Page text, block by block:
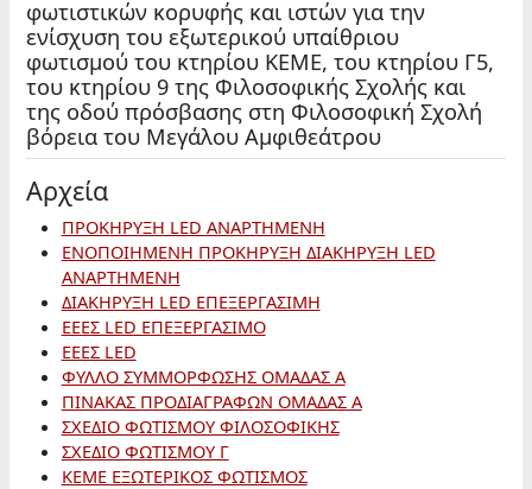
φωτιστικών κορυφής και ιστών για την
ενίσχυση του εξωτερικού υπαίθριου
φωτισμού του κτηρίου ΚΕΜΕ, του κτηρίου Γ5,
του κτηρίου 9 της Φιλοσοφικής Σχολής και
της οδού πρόσβασης στη Φιλοσοφική Σχολή
βόρεια του Μεγάλου Αμφιθεάτρου
Αρχεία
ΠΡΟΚΗΡΥΞΗ LED ΑΝΑΡΤΗΜΕΝΗ
ΕΝΟΠΟΙΗΜΕΝΗ ΠΡΟΚΗΡΥΞΗ ΔΙΑΚΗΡΥΞΗ LED
ΑΝΑΡΤΗΜΕΝΗ
ΔΙΑΚΗΡΥΞΗ LED ΕΠΕΞΕΡΓΑΣΙΜΗ
ΕΕΕΣ LED ΕΠΕΞΕΡΓΑΣΙΜΟ
ΕΕΕΣ LED
ΦΥΛΛΟ ΣΥΜΜΟΡΦΩΣΗΣ ΟΜΑΔΑΣ Α
ΠΙΝΑΚΑΣ ΠΡΟΔΙΑΓΡΑΦΩΝ ΟΜΑΔΑΣ Α
ΣΧΕΔΙΟ ΦΩΤΙΣΜΟΥ ΦΙΛΟΣΟΦΙΚΗΣ
ΣΧΕΔΙΟ ΦΩΤΙΣΜΟΥ Γ
ΚΕΜΕ ΕΞΩΤΕΡΙΚΟΣ ΦΩΤΙΣΜΟΣ